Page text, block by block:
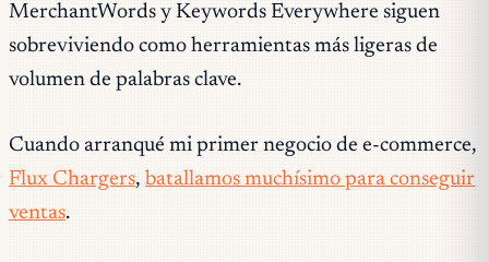
MerchantWords y Keywords Everywhere siguen
sobreviviendo como herramientas más ligeras de
volumen de palabras clave.
Cuando arranqué mi primer negocio de e-commerce,
Flux Chargers, batallamos muchísimo para conseguir
ventas.